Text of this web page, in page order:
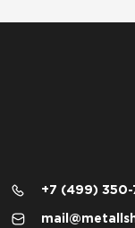
+7 (499) 350-